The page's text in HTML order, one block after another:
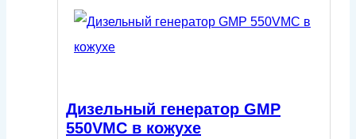
Дизельный генератор GMP
550VMC в кожухе